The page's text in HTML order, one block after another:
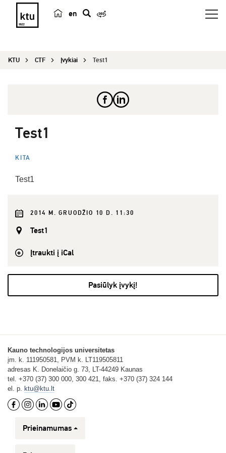
en
e
KTU CTF Įvykiai Test1
Test1
KITA
Test1
2014 M. GRUODŽIO 10 D. 11:30
Test1
Įtraukti į iCal
Pasiūlyk įvykį!
Kauno technologijos universitetas
įm. k. 111950581, PVM k. LT119505811
adresas K. Donelaičio g. 73, LT-44249 Kaunas
tel. +370 (37) 300 000, 300 421, faks. +370 (37) 324 144
el. p. ktu@ktu.lt
Prieinamumas